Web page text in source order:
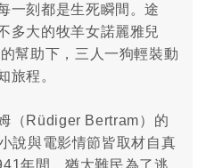
一刻都是生死瞬間。途
多大的牧羊女諾麗雅兒
幫助下，三人一狗輕裝動
旅程。
（Rüdiger Bertram）的
說與電影情節皆取材自真
年間，猶太難民為了逃